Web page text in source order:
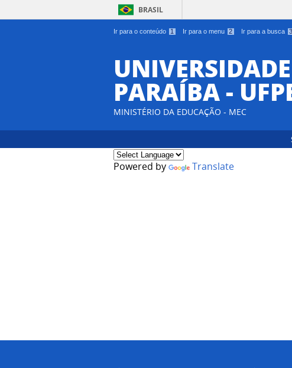
Ir para o conteúdo 1 Ir para o menu 2 Ir para a busca 3
BRASIL
PARAÍBA -
MINISTÉRIO DA EDUCAÇÃO - MEC
Powered by Translate